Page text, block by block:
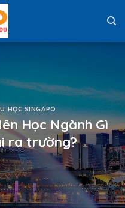
HỌC SINGAPO
Học Ngành Gì
ra trường?